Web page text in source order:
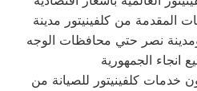
المقدمة من كلفينيتور مدينة
نصر حتي محافظات الوجه
انجاء الجمهورية
خدمات كلفينيتور للصيانة من